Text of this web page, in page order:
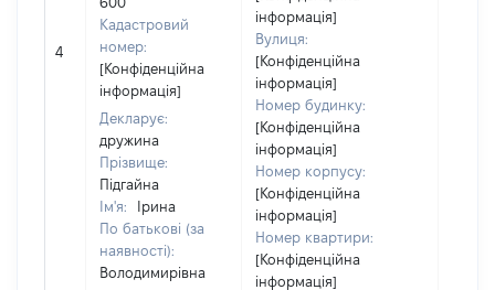
4
Кадастровий
номер:
[Конфіденційна
інформація]
Декларує:
дружина
Прізвище:
Підгайна
Ім'я:
Ірина
По батькові (за
наявності):
Володимирівна
інформація]
Вулиця:
[Конфіденційна
інформація]
Номер будинку:
[Конфіденційна
інформація]
Номер корпусу:
[Конфіденційна
інформація]
Номер квартири:
[Конфіденційна
інформація]